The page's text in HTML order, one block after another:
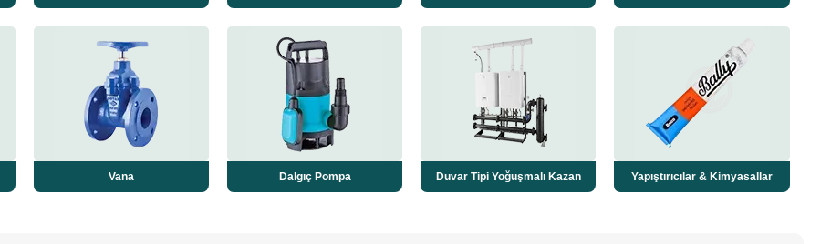
Vana Dalgıç Pompa Duvar Tipi Yoğuşmalı Kazan Yapıştırıcılar & Kimyasallar